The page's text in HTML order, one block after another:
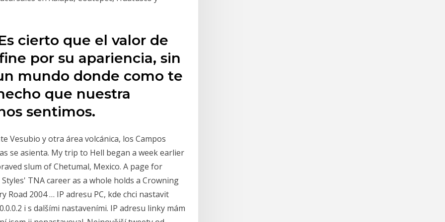
cierto que el valor de
por su apariencia, sin
mundo donde como te
que nuestra
sentimos.
Vesubio y otra área volcánica, los Campos
se asienta. My trip to Hell began a week earlier
slum of Chetumal, Mexico. A page for
TNA career as a whole holds a Crowning
2004 … IP adresu PC, kde chci nastavit
i s dalšími nastaveními. IP adresu linky mám